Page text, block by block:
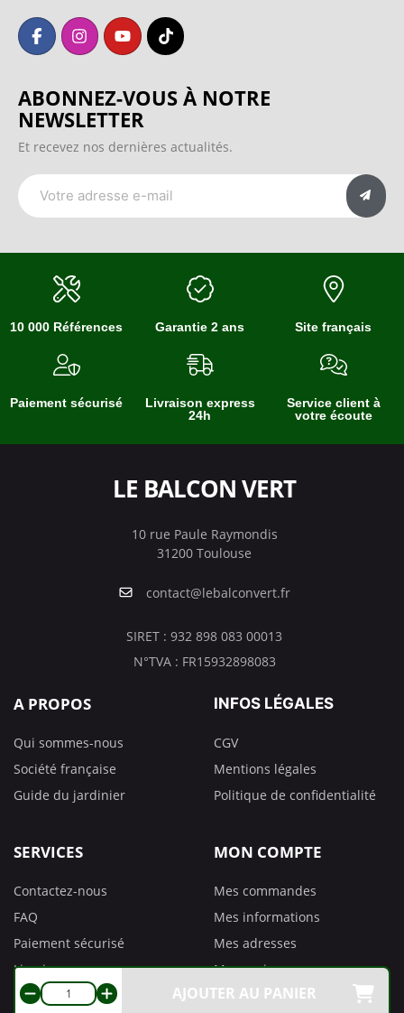
AJOUTER AU PANIER
ABONNEZ-VOUS À NOTRE
NEWSLETTER
Et recevez nos dernières actualités.
10 000 Références Garantie 2 ans Site français
Paiement sécurisé
Livraison express
24h
Service client à
votre écoute
LE BALCON VERT
10 rue Paule Raymondis
31200 Toulouse
contact@lebalconvert.fr
SIRET : 932 898 083 00013
N°TVA : FR15932898083
A PROPOS
Qui sommes-nous
Société française
Guide du jardinier
INFOS LÉGALES
CGV
Mentions légales
Politique de confidentialité
SERVICES
Contactez-nous
FAQ
Paiement sécurisé
Livraison
Retours
MON COMPTE
Mes commandes
Mes informations
Mes adresses
Mes avoirs